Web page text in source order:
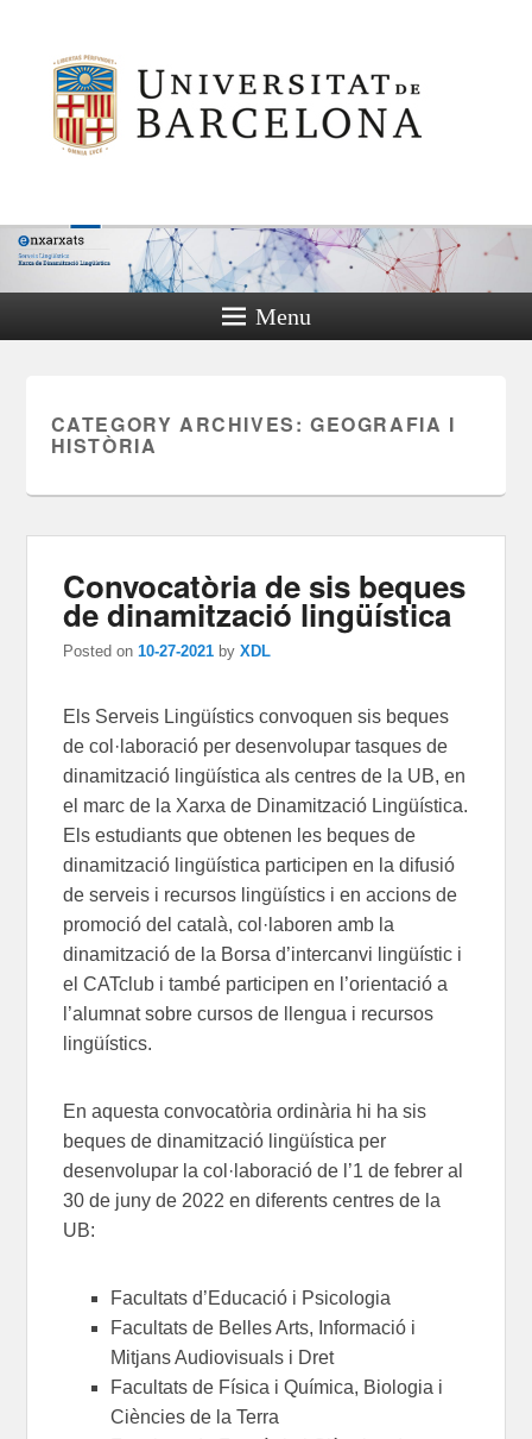
Menu
CATEGORY ARCHIVES: GEOGRAFIA I
HISTÒRIA
Convocatòria de sis beques
de dinamització lingüística
Posted on10-27-2021 byXDL
Els Serveis Lingüístics convoquen sis beques
de col·laboració per desenvolupar tasques de
dinamització lingüística als centres de la UB, en
el marc de la Xarxa de Dinamització Lingüística.
Els estudiants que obtenen les beques de
dinamització lingüística participen en la difusió
de serveis i recursos lingüístics i en accions de
promoció del català, col·laboren amb la
dinamització de la Borsa d’intercanvi lingüístic i
el CATclub i també participen en l’orientació a
l’alumnat sobre cursos de llengua i recursos
lingüístics.
En aquesta convocatòria ordinària hi ha sis
beques de dinamització lingüística per
desenvolupar la col·laboració de l’1 de febrer al
30 de juny de 2022 en diferents centres de la
UB:
Facultats d’Educació i Psicologia
Facultats de Belles Arts, Informació i
Mitjans Audiovisuals i Dret
Facultats de Física i Química, Biologia i
Ciències de la Terra